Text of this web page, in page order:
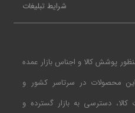
شرایط تبلیغات
پوشش کالا و اجناس بازار عمده
محصولات در سرتاسر کشور و
دسترسی به بازار گسترده و